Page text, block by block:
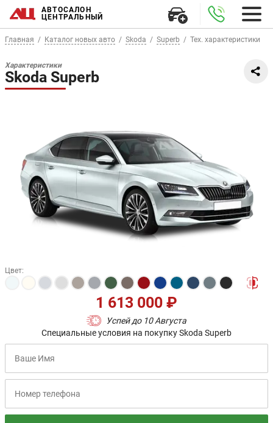
АВТОСАЛОН
ЦЕНТРАЛЬНЫЙ
Главная Каталог новых авто Skoda Superb Тех. характеристики
Характеристики
Skoda Superb
Цвет:
Успей до 10 Августа
1 613 000 ₽
Специальные условия на покупку Skoda Superb